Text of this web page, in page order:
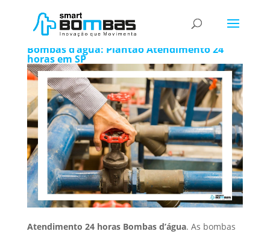
Atendimento 24 horas Bombas d’água
Bombas d’água: Plantão Atendimento 24
horas em SP
Atendimento 24 horas Bombas d’água. As bombas